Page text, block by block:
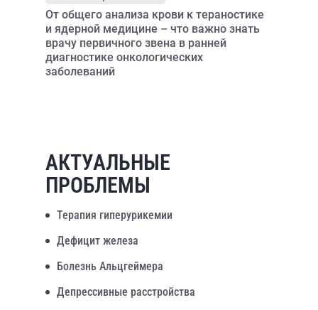
От общего анализа крови к тераностике
и ядерной медицине – что важно знать
врачу первичного звена в ранней
диагностике онкологических
заболеваний
АКТУАЛЬНЫЕ
ПРОБЛЕМЫ
Терапия гиперурикемии
Дефицит железа
Болезнь Альцгеймера
Депрессивные расстройства